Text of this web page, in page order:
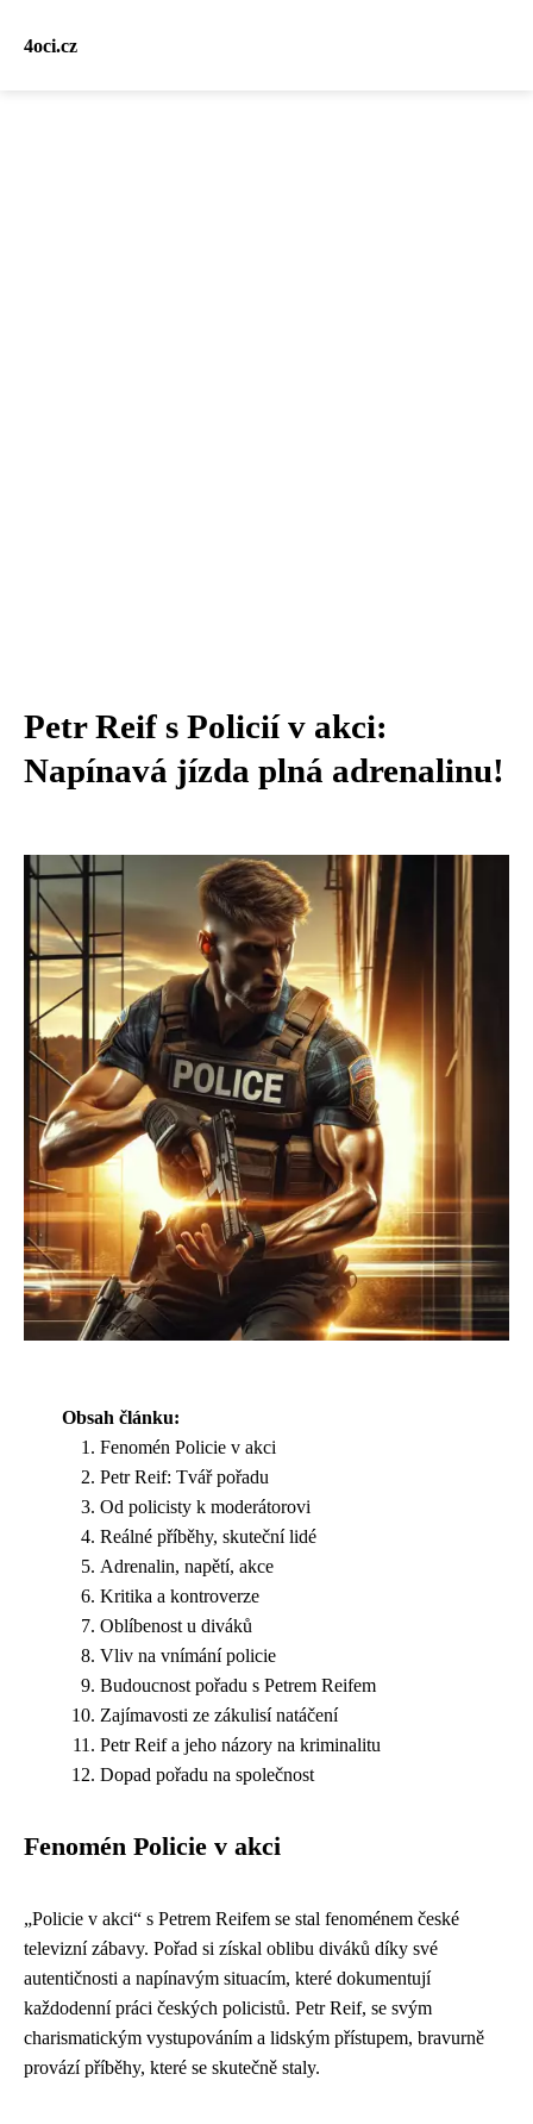
4oci.cz
Petr Reif s Policií v akci:
Napínavá jízda plná adrenalinu!
Obsah článku:
Fenomén Policie v akci
Petr Reif: Tvář pořadu
Od policisty k moderátorovi
Reálné příběhy, skuteční lidé
Adrenalin, napětí, akce
Kritika a kontroverze
Oblíbenost u diváků
Vliv na vnímání policie
Budoucnost pořadu s Petrem Reifem
Zajímavosti ze zákulisí natáčení
Petr Reif a jeho názory na kriminalitu
Dopad pořadu na společnost
Fenomén Policie v akci
„Policie v akci“ s Petrem Reifem se stal fenoménem české
televizní zábavy. Pořad si získal oblibu diváků díky své
autentičnosti a napínavým situacím, které dokumentují
každodenní práci českých policistů. Petr Reif, se svým
charismatickým vystupováním a lidským přístupem, bravurně
provází příběhy, které se skutečně staly.